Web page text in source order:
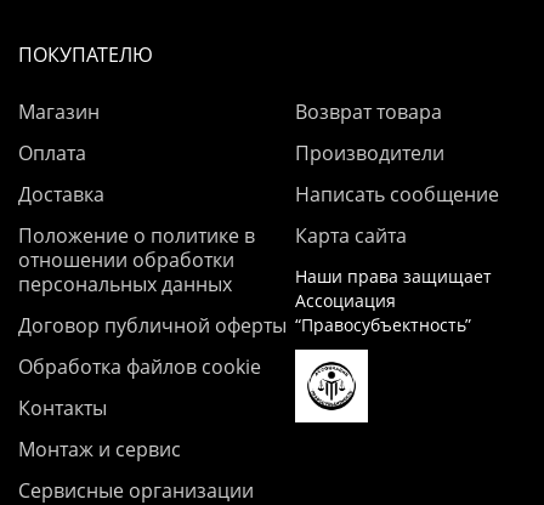
ПОКУПАТЕЛЮ
Магазин
Оплата
Доставка
Положение о политике в
отношении обработки
персональных данных
Договор публичной оферты
Обработка файлов cookie
Контакты
Монтаж и сервис
Сервисные организации
Возврат товара
Производители
Написать сообщение
Карта сайта
Наши права защищает
Ассоциация
“Правосубъектность”